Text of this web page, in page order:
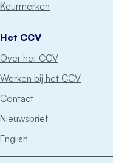
Keurmerken
Het CCV
Over het CCV
Werken bij het CCV
Contact
Nieuwsbrief
English